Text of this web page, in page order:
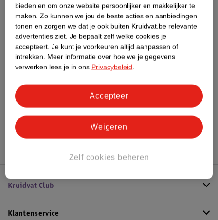
Impact Score.
Meer informatie
Bestel & Bezorginformatie
Bekijk ook
Kruidvat Club
Klantenservice
bieden en om onze website persoonlijker en makkelijker te
maken. Zo kunnen we jou de beste acties en aanbiedingen
tonen en zorgen we dat je ook buiten Kruidvat.be relevante
advertenties ziet. Je bepaalt zelf welke cookies je
accepteert. Je kunt je voorkeuren altijd aanpassen of
intrekken. Meer informatie over hoe we je gegevens
verwerken lees je in ons Privacybeleid.
Zelf cookies beheren
Weigeren
Accepteer